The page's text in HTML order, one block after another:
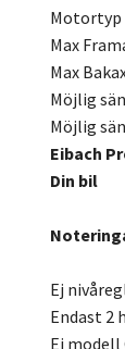
Motortyp
Max
Max
Möjlig
Möjlig
Eibach
Din bil
Ej
Endast 2
Ej modell